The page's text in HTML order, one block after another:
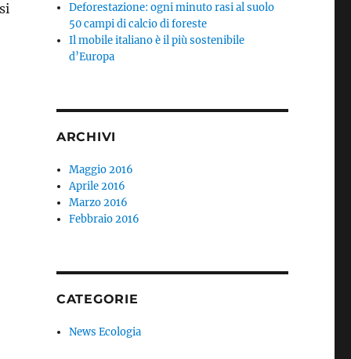
Deforestazione: ogni minuto rasi al suolo
50 campi di calcio di foreste
Il mobile italiano è il più sostenibile
d’Europa
ARCHIVI
Maggio 2016
Aprile 2016
Marzo 2016
Febbraio 2016
CATEGORIE
News Ecologia